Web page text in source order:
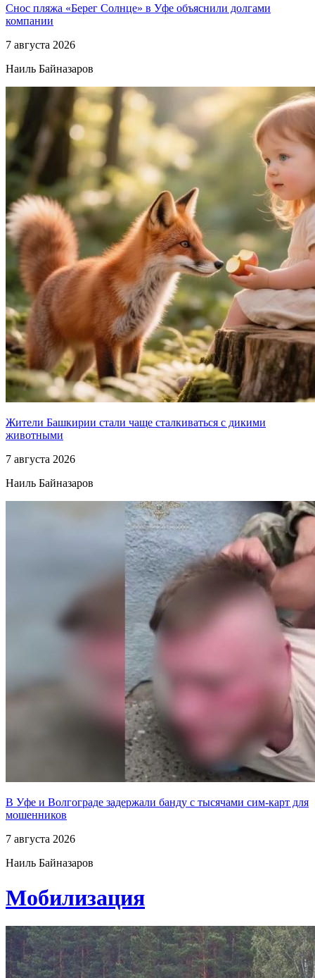
Снос пляжа «Берег Солнце» в Уфе объяснили долгами
компании
7 августа 2026
Наиль Байназаров
Жители Башкирии стали чаще сталкиваться с дикими
животными
7 августа 2026
Наиль Байназаров
В Уфе и Волгограде задержали банду с тысячами сим-карт для
мошенников
7 августа 2026
Наиль Байназаров
Мобилизация